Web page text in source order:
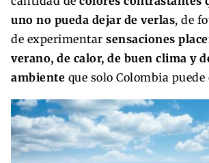
uno no pueda dejar de verlas, de
de experimentar sensaciones
verano, de calor, de buen clima y
ambiente que solo Colombia puede